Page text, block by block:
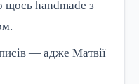
handmade з
— адже Матвії